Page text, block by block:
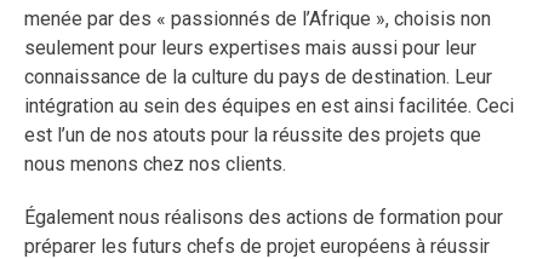
menée par des « passionnés de l’Afrique », choisis non
seulement pour leurs expertises mais aussi pour leur
connaissance de la culture du pays de destination. Leur
intégration au sein des équipes en est ainsi facilitée. Ceci
est l’un de nos atouts pour la réussite des projets que
nous menons chez nos clients.
Également nous réalisons des actions de formation pour
préparer les futurs chefs de projet européens à réussir